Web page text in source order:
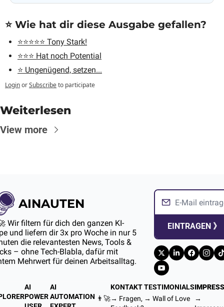
⭐️ Wie hat dir diese Ausgabe gefallen?
⭐️⭐️⭐️⭐️⭐️ Tony Stark!
⭐️⭐️⭐️ Hat noch Potential
⭐️ Ungenügend, setzen...
LoginorSubscribeto participate
Weiterlesen
View more
AINAUTEN
Wir filtern für dich den ganzen KI-
und liefern dir 3x pro Woche in nur 5
die relevantesten News, Tools &
– ohne Tech-Blabla, dafür mit
Mehrwert für deinen Arbeitsalltag.
EINTRAGEN 》
AI
POWER
AI
AUTOMATION 👨‍🚀
KONTAKT
→ Fragen,
TESTIMONIALS
→ Wall of Love
→